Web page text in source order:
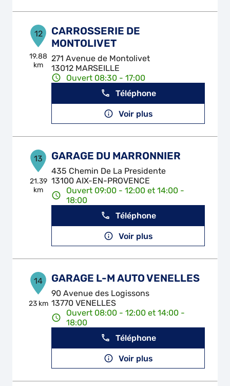
12
19.88
km
CARROSSERIE DE
MONTOLIVET
271 Avenue de Montolivet
13012 MARSEILLE
Ouvert 08:30 - 17:00
Téléphone
Voir plus
13
21.39
km
GARAGE DU MARRONNIER
435 Chemin De La Presidente
13100 AIX-EN-PROVENCE
Ouvert 09:00 - 12:00 et 14:00 -
18:00
Téléphone
Voir plus
14
23 km
GARAGE L-M AUTO VENELLES
90 Avenue des Logissons
13770 VENELLES
Ouvert 08:00 - 12:00 et 14:00 -
18:00
Téléphone
Voir plus